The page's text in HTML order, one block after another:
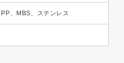
、MBS、ステンレス